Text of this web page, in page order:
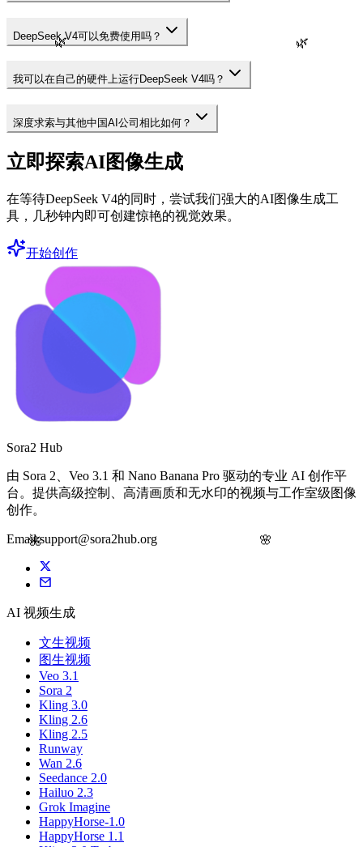
🌿
🌺
🌿
🌸
DeepSeek V4可以免费使用吗？
我可以在自己的硬件上运行DeepSeek V4吗？
深度求索与其他中国AI公司相比如何？
立即探索AI图像生成
在等待DeepSeek V4的同时，尝试我们强大的AI图像生成工
具，几秒钟内即可创建惊艳的视觉效果。
开始创作
Sora2 Hub
由 Sora 2、Veo 3.1 和 Nano Banana Pro 驱动的专业 AI 创作平
台。提供高级控制、高清画质和无水印的视频与工作室级图像
创作。
Email:support@sora2hub.org
AI 视频生成
文生视频
图生视频
Veo 3.1
Sora 2
Kling 3.0
Kling 2.6
Kling 2.5
Runway
Wan 2.6
Seedance 2.0
Hailuo 2.3
Grok Imagine
HappyHorse-1.0
HappyHorse 1.1